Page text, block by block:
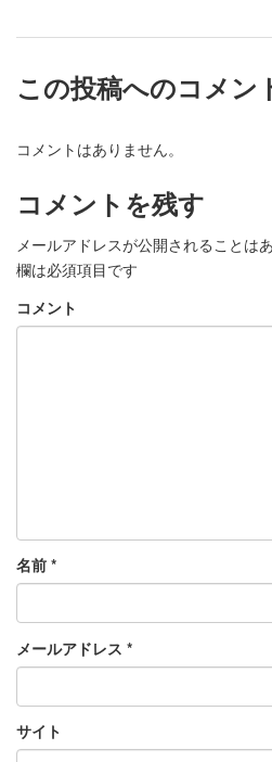
この投稿へのコメン
コメントはありません。
コメントを残す
メールアドレスが公開されることは
欄は必須項目です
コメント
名前 *
メールアドレス *
サイト